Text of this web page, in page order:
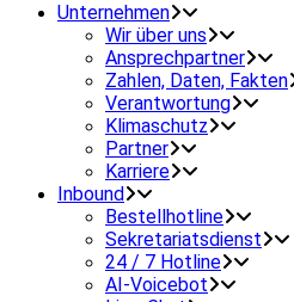
Unternehmen
Wir über uns
Ansprechpartner
Zahlen, Daten, Fakten
Verantwortung
Klimaschutz
Partner
Karriere
Inbound
Bestellhotline
Sekretariatsdienst
24 / 7 Hotline
AI-Voicebot